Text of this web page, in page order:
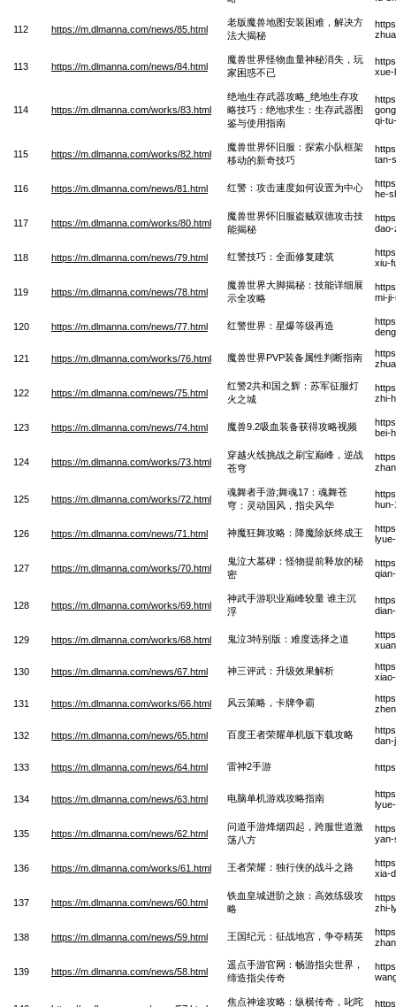
112 https://m.dlmanna.com/news/85.html
老版魔兽地图安装困难，解决方
法大揭秘
113 https://m.dlmanna.com/news/84.html
魔兽世界怪物血量神秘消失，玩
家困惑不已
xue-
114 https://m.dlmanna.com/works/83.html
绝地生存武器攻略_绝地生存攻
略技巧：绝地求生：生存武器图
鉴与使用指南
qi-
115 https://m.dlmanna.com/works/82.html
魔兽世界怀旧服：探索小队框架
移动的新奇技巧
tan-
116 https://m.dlmanna.com/news/81.html 红警：攻击速度如何设置为中心
he-
117 https://m.dlmanna.com/works/80.html
魔兽世界怀旧服盗贼双德攻击技
能揭秘
dao-
118 https://m.dlmanna.com/news/79.html 红警技巧：全面修复建筑
xiu-
119 https://m.dlmanna.com/news/78.html
魔兽世界大脚揭秘：技能详细展
示全攻略
mi-
120 https://m.dlmanna.com/news/77.html 红警世界：星爆等级再造
121 https://m.dlmanna.com/works/76.html 魔兽世界PVP装备属性判断指南
122 https://m.dlmanna.com/news/75.html
红警2共和国之辉：苏军征服灯
火之城
zhi-
123 https://m.dlmanna.com/news/74.html 魔兽9.2吸血装备获得攻略视频
bei-
124 https://m.dlmanna.com/works/73.html
穿越火线挑战之刷宝巅峰，逆战
苍穹
125 https://m.dlmanna.com/works/72.html
魂舞者手游;舞魂17：魂舞苍
穹：灵动国风，指尖风华
hun-
126 https://m.dlmanna.com/news/71.html 神魔狂舞攻略：降魔除妖终成王
127 https://m.dlmanna.com/works/70.html
鬼泣大墓碑：怪物提前释放的秘
密
128 https://m.dlmanna.com/works/69.html
神武手游职业巅峰较量 谁主沉
浮
129 https://m.dlmanna.com/works/68.html 鬼泣3特别版：难度选择之道
130 https://m.dlmanna.com/news/67.html 神三评武：升级效果解析
131 https://m.dlmanna.com/works/66.html 风云策略，卡牌争霸
132 https://m.dlmanna.com/news/65.html 百度王者荣耀单机版下载攻略
dan-
133 https://m.dlmanna.com/news/64.html 雷神2手游
134 https://m.dlmanna.com/news/63.html 电脑单机游戏攻略指南
135 https://m.dlmanna.com/news/62.html
问道手游烽烟四起，跨服世道激
荡八方
yan-
136 https://m.dlmanna.com/works/61.html 王者荣耀：独行侠的战斗之路
xia-
137 https://m.dlmanna.com/news/60.html
铁血皇城进阶之旅：高效练级攻
略
zhi-
138 https://m.dlmanna.com/news/59.html 王国纪元：征战地宫，争夺精英
139 https://m.dlmanna.com/news/58.html
遥点手游官网：畅游指尖世界，
缔造指尖传奇
焦点神途攻略：纵横传奇，叱咤